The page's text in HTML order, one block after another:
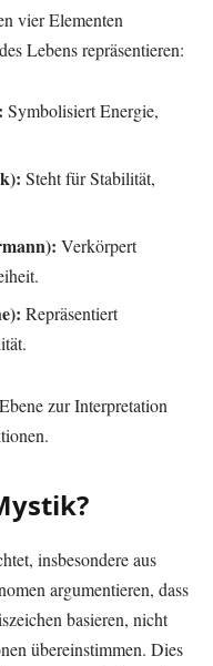
vier Elementen
Lebens repräsentieren:
Symbolisiert Energie,
Steht für Stabilität,
Verkörpert
Repräsentiert
zur Interpretation
insbesondere aus
argumentieren, dass
basieren, nicht
übereinstimmen. Dies